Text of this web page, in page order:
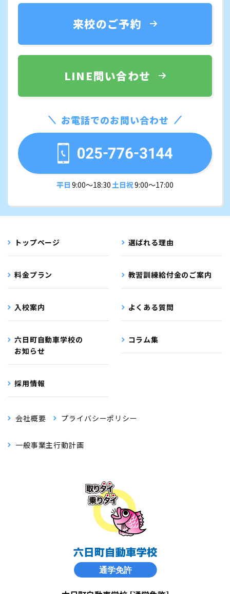
来校のご予約
LINE問い合わせ
お電話でのお問い合わせ
平日 9:00〜18:30 土日祝9:00〜17:00
トップページ 選ばれる理由
料金プラン 教習訓練給付金のご案内
入校案内 よくある質問
六日町自動車学校の
お知らせ
コラム集
採用情報
会社概要 プライバシーポリシー
一般事業主行動計画